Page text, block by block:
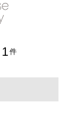
1 件